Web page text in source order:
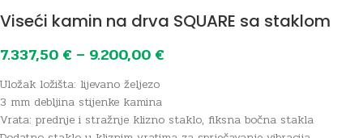
Viseći kamin na drva SQUARE sa staklom
7.337,50 € – 9.200,00 €
Uložak ložišta: lijevano željezo
3 mm debljina stijenke kamina
Vrata: prednje i stražnje klizno staklo, fiksna bočna stakla